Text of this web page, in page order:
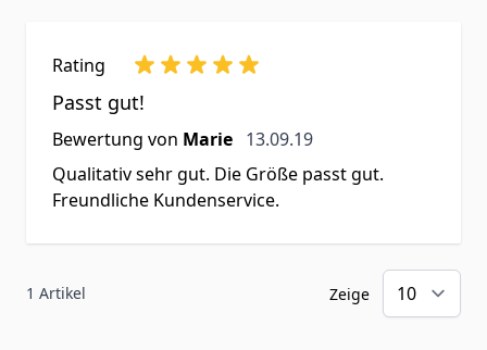
Rating
Passt gut!
Bewertung von Marie 13. September 2019
13.09.19
Qualitativ sehr gut. Die Größe passt gut.
Freundliche Kundenservice.
1 Artikel Zeige